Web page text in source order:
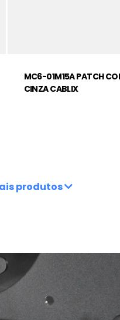
MC6-01M15A PATCH
CINZA CABLIX
produtos